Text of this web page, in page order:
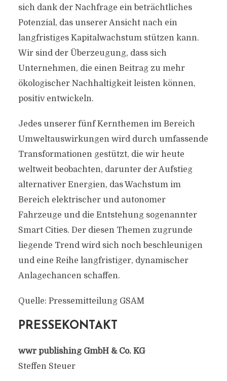
sich dank der Nachfrage ein beträchtliches
Potenzial, das unserer Ansicht nach ein
langfristiges Kapitalwachstum stützen kann.
Wir sind der Überzeugung, dass sich
Unternehmen, die einen Beitrag zu mehr
ökologischer Nachhaltigkeit leisten können,
positiv entwickeln.
Jedes unserer fünf Kernthemen im Bereich
Umweltauswirkungen wird durch umfassende
Transformationen gestützt, die wir heute
weltweit beobachten, darunter der Aufstieg
alternativer Energien, das Wachstum im
Bereich elektrischer und autonomer
Fahrzeuge und die Entstehung sogenannter
Smart Cities. Der diesen Themen zugrunde
liegende Trend wird sich noch beschleunigen
und eine Reihe langfristiger, dynamischer
Anlagechancen schaffen.
Quelle: Pressemitteilung GSAM
PRESSEKONTAKT
wwr publishing GmbH & Co. KG
Steffen Steuer